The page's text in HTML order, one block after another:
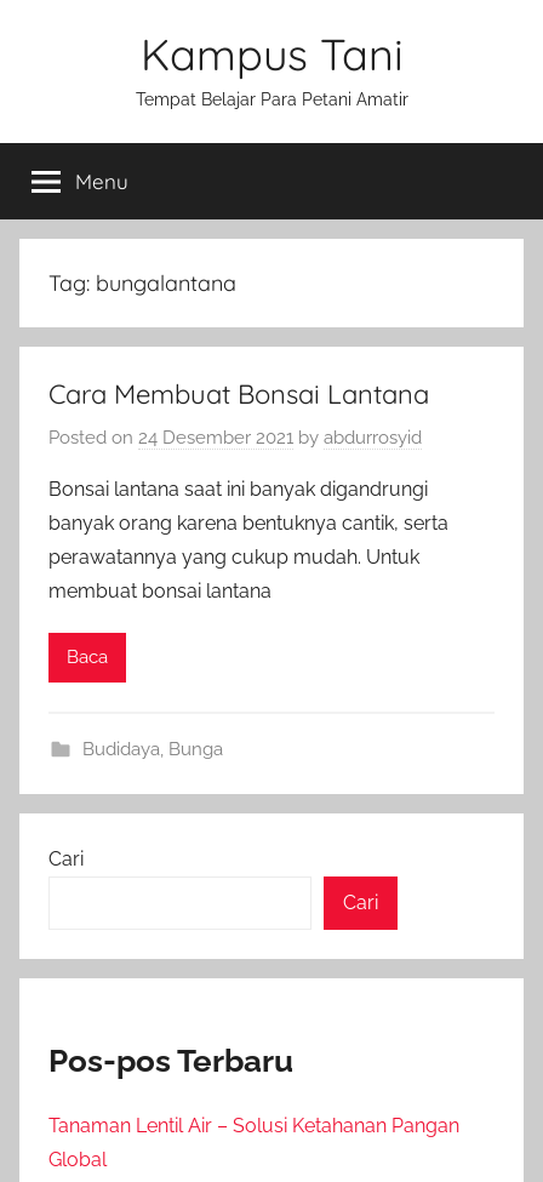
Kampus Tani
Tempat Belajar Para Petani Amatir
Menu
Tag: bungalantana
Cara Membuat Bonsai Lantana
Posted on 24 Desember 2021 by abdurrosyid
Bonsai lantana saat ini banyak digandrungi
banyak orang karena bentuknya cantik, serta
perawatannya yang cukup mudah. Untuk
membuat bonsai lantana
Baca
Budidaya Bunga
Cari
Cari
Pos-pos Terbaru
Tanaman Lentil Air – Solusi Ketahanan Pangan
Global